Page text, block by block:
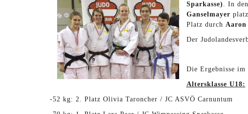
Sparkasse) . In
Ganselmayer
Platz durch Aaron
Der
Die Ergebnisse
Altersklasse U18:
-52 kg: 2. Platz Olivia Taroncher / JC ASVÖ Carnuntum